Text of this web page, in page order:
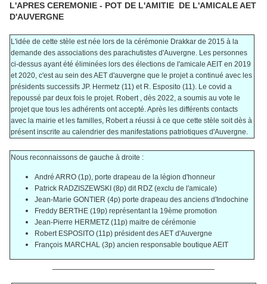
L'APRES CEREMONIE - POT DE L'AMITIE DE L'AMICALE AET
D'AUVERGNE
L'idée de cette stèle est née lors de la cérémonie Drakkar de 2015 à la
demande des associations des parachutistes d'Auvergne. Les personnes
ci-dessus ayant été éliminées lors des élections de l'amicale AEIT en 2019
et 2020, c'est au sein des AET d'auvergne que le projet a continué avec les
présidents successifs JP. Hermetz (11) et R. Esposito (11). Le covid a
repoussé par deux fois le projet. Robert , dès 2022, a soumis au vote le
projet que tous les adhérents ont accepté. Après les différents contacts
avec la mairie et les familles, Robert a réussi à ce que cette stèle soit dès à
présent inscrite au calendrier des manifestations patriotiques d'Auvergne.
Nous reconnaissons de gauche à droite :
André ARRO (1p), porte drapeau de la légion d'honneur
Patrick RADZISZEWSKI (8p) dit RDZ (exclu de l'amicale)
Jean-Marie GONTIER (4p) porte drapeau des anciens d'Indochine
Freddy BERTHE (19p) représentant la 19ème promotion
Jean-Pierre HERMETZ (11p) maitre de cérémonie
Robert ESPOSITO (11p) président des AET d'Auvergne
François MARCHAL (3p) ancien responsable boutique AEIT